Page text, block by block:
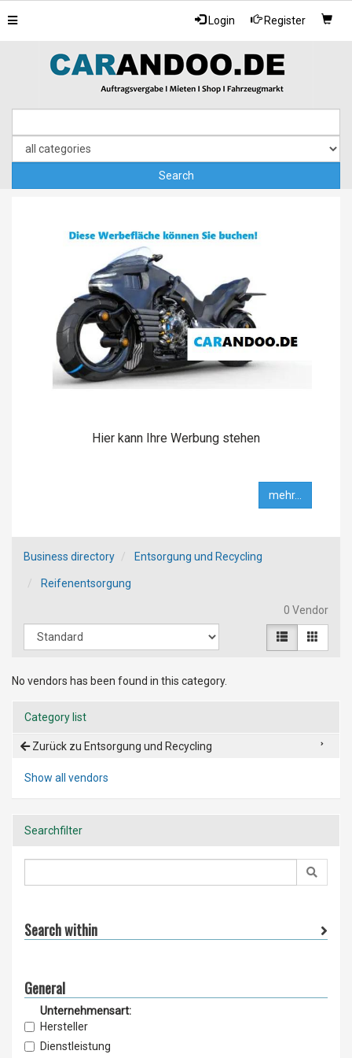
Login Register
Toggle
navigation
Hier kann Ihre Werbung stehen
mehr...
Business directory Entsorgung und Recycling
Reifenentsorgung
0 Vendor
No vendors has been found in this category.
Category list
Zurück zu Entsorgung und Recycling
Show all vendors
Searchfilter
Search within
General
Unternehmensart:
Hersteller
Dienstleistung